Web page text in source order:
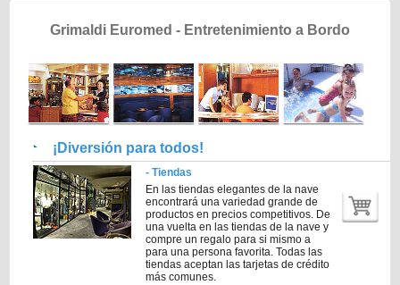
Grimaldi Euromed - Entretenimiento a Bordo
¡Diversión para todos!
- Tiendas
En las tiendas elegantes de la nave
encontrará una variedad grande de
productos en precios competitivos. De
una vuelta en las tiendas de la nave y
compre un regalo para si mismo a
parauna persona favorita. Todas las
tiendas aceptan las tarjetas de crédito
más comunes.